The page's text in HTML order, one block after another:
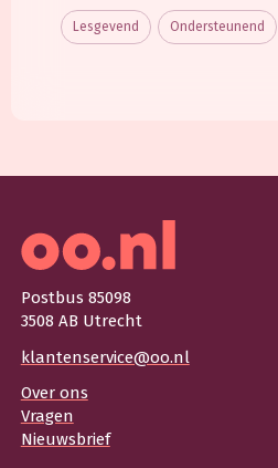
Lesgevend Ondersteunend
Postbus 85098
3508 AB Utrecht
klantenservice@oo.nl
Over ons
Vragen
Nieuwsbrief